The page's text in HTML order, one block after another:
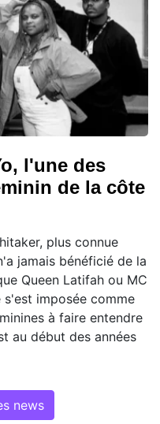
l'une des
de la côte
plus connue
jamais bénéficié de la
Queen Latifah ou MC
s'est imposée comme
à faire entendre
au début des années
news